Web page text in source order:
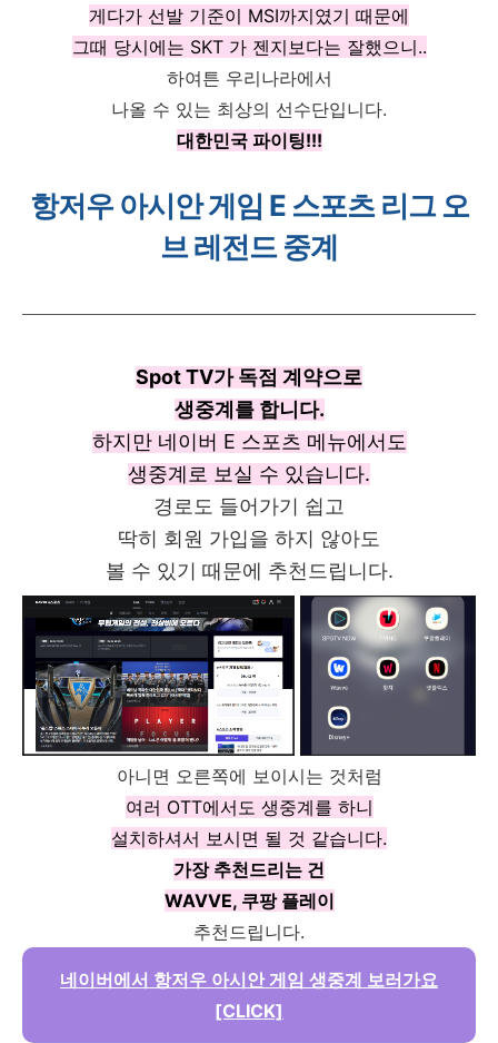
게다가 선발 기준이 MSI까지였기 때문에
그때 당시에는 SKT 가 젠지보다는 잘했으니..
하여튼 우리나라에서
나올 수 있는 최상의 선수단입니다.
대한민국 파이팅!!!
항저우 아시안 게임 E 스포츠 리그 오
브 레전드 중계
Spot TV가 독점 계약으로
생중계를 합니다.
하지만 네이버 E 스포츠 메뉴에서도
생중계로 보실 수 있습니다.
경로도 들어가기 쉽고
딱히 회원 가입을 하지 않아도
볼 수 있기 때문에 추천드립니다.
아니면 오른쪽에 보이시는 것처럼
여러 OTT에서도 생중계를 하니
설치하셔서 보시면 될 것 같습니다.
가장 추천드리는 건
WAVVE, 쿠팡 플레이
추천드립니다.
네이버에서 항저우 아시안 게임 생중계 보러가요
[CLICK]